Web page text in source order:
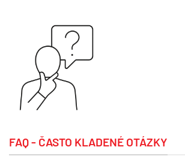
FAQ - ČASTO KLADENÉ OTÁZKY